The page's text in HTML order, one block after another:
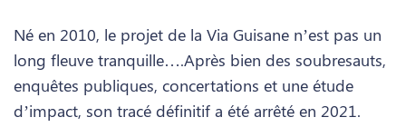
Né en 2010, le projet de la Via Guisane n’est pas un
long fleuve tranquille….Après bien des soubresauts,
enquêtes publiques, concertations et une étude
d’impact, son tracé définitif a été arrêté en 2021.